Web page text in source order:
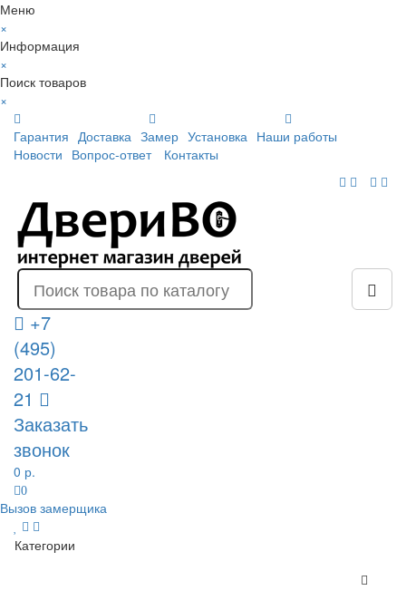
Меню
×
Информация
×
Поиск товаров
×
Гарантия Доставка Замер Установка Наши работы
Новости Вопрос-ответ Контакты
+7
(495)
201-62-
21
Заказать
звонок
0 р.
0
Вызов замерщика
Категории